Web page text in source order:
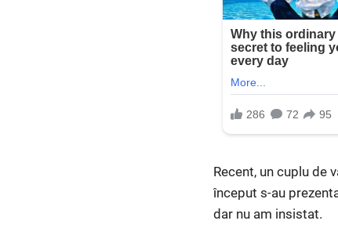
Recent, un cuplu de
început s-au
dar nu am insistat.